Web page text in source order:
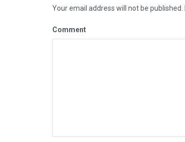
Your email address will not be published.
Comment